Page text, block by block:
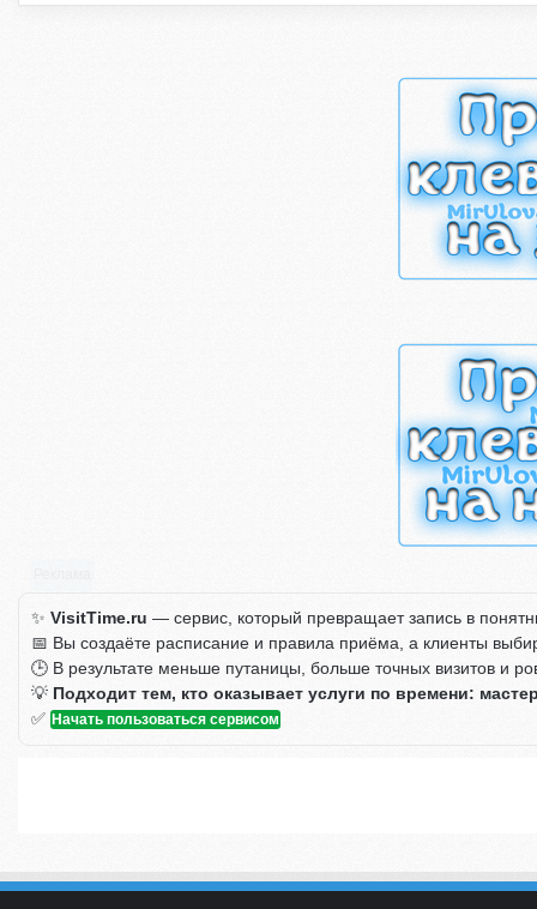
✨ VisitTime.ru — сервис, который превращает запись в
📅 Вы создаёте расписание и правила приёма, а клиенты
🕒 В результате меньше путаницы, больше точных визитов и
💡 Подходит тем, кто оказывает услуги по времени:
✅ Начать пользоваться сервисом